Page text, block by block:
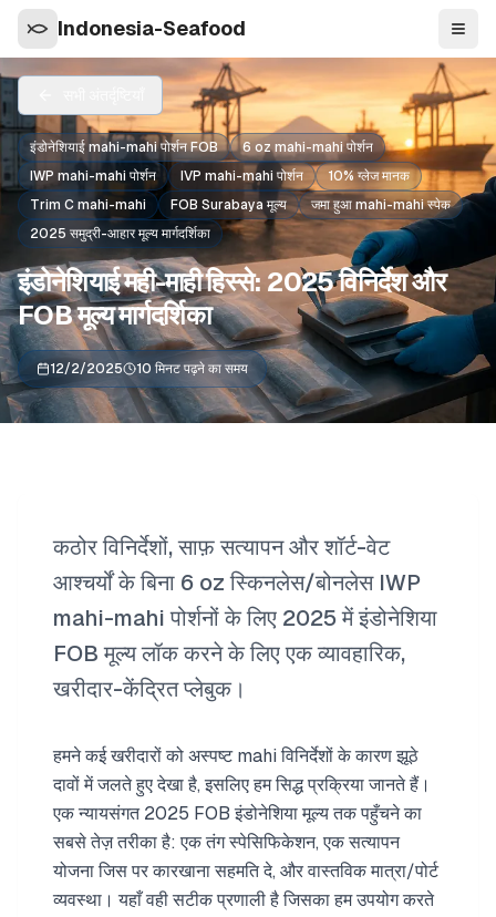
Indonesia-Seafood
इंडोनेशियाई mahi-mahi पोर्शन FOB
6 oz mahi-mahi पोर्शन
IWP mahi-mahi पोर्शन
IVP mahi-mahi पोर्शन
10% ग्लेज मानक
Trim C mahi-mahi
FOB Surabaya मूल्य
जमा हुआ mahi-mahi स्पेक
2025 समुद्री-आहार मूल्य मार्गदर्शिका
इंडोनेशियाई मही-माही हिस्से: 2025 विनिर्देश और
FOB मूल्य मार्गदर्शिका
12/2/2025 10 मिनट पढ़ने का समय
कठोर विनिर्देशों, साफ़ सत्यापन और शॉर्ट-वेट
आश्चर्यों के बिना 6 oz स्किनलेस/बोनलेस IWP
mahi-mahi पोर्शनों के लिए 2025 में इंडोनेशिया
FOB मूल्य लॉक करने के लिए एक व्यावहारिक,
खरीदार-केंद्रित प्लेबुक।
हमने कई खरीदारों को अस्पष्ट mahi विनिर्देशों के कारण झूठे
दावों में जलते हुए देखा है, इसलिए हम सिद्ध प्रक्रिया जानते हैं।
एक न्यायसंगत 2025 FOB इंडोनेशिया मूल्य तक पहुँचने का
सबसे तेज़ तरीका है: एक तंग स्पेसिफिकेशन, एक सत्यापन
योजना जिस पर कारखाना सहमति दे, और वास्तविक मात्रा/पोर्ट
व्यवस्था। यहाँ वही सटीक प्रणाली है जिसका हम उपयोग करते